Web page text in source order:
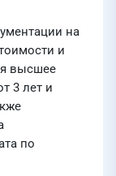
на
и
высшее
3 лет и
по